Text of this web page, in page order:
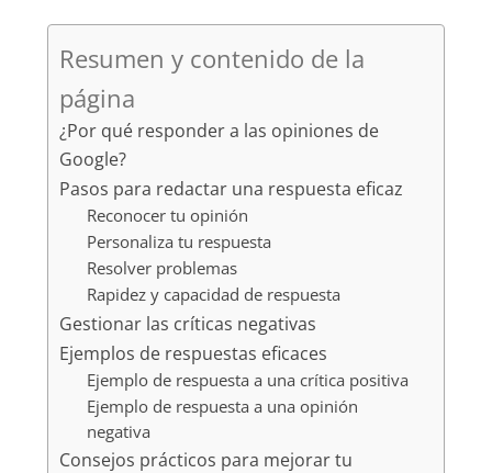
Resumen y contenido de la
página
¿Por qué responder a las opiniones de
Google?
Pasos para redactar una respuesta eficaz
Reconocer tu opinión
Personaliza tu respuesta
Resolver problemas
Rapidez y capacidad de respuesta
Gestionar las críticas negativas
Ejemplos de respuestas eficaces
Ejemplo de respuesta a una crítica positiva
Ejemplo de respuesta a una opinión
negativa
Consejos prácticos para mejorar tu